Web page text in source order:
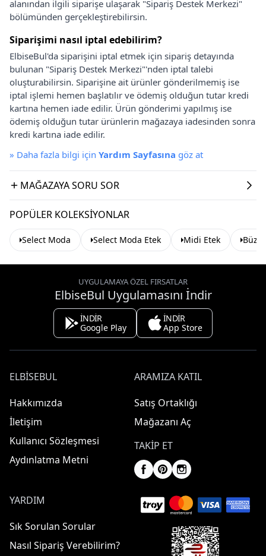
alanından ilgili siparişe ulaşarak "Sipariş Destek Merkezi"
bölümünden gerçekleştirebilirsin.
Siparişimi nasıl iptal edebilirim?
ElbiseBul'da siparişini iptal etmek için sipariş detayında
bulunan "Sipariş Destek Merkezi"'nden iptal talebi
oluşturabilirsin. Siparişine ait ürünler gönderilmemiş ise
iptal işlemi hemen başlatılır ve ödemiş olduğun tutar kredi
kartına hemen iade edilir. Ürün gönderimi yapılmış ise
ödemiş olduğun tutar ürünlerin mağazaya iadesinden sonra
kredi kartına iade edilir.
» Daha fazla bilgi için Yardım Sayfasına göz at
MAĞAZAYA SORU SOR
POPÜLER KOLEKSIYONLAR
Select Moda Select Moda Etek Midi Etek
UYGULAMAYA ÖZEL FIRSATLAR
ElbiseBul Uygulamasını İndir
İNDİR
Google Play
İNDİR
App Store
ELBISEBUL
Hakkımızda
İletişim
Kullanıcı Sözleşmesi
Aydınlatma Metni
ARAMIZA KATIL
Satış Ortaklığı
Mağazanı Aç
TAKIP ET
YARDIM
Sık Sorulan Sorular
Nasıl Sipariş Verebilirim?